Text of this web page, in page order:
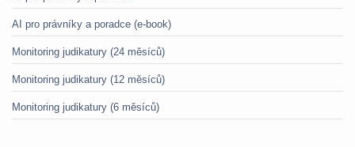
AI pro právníky a poradce (e-book)
Monitoring judikatury (24 měsíců)
Monitoring judikatury (12 měsíců)
Monitoring judikatury (6 měsíců)